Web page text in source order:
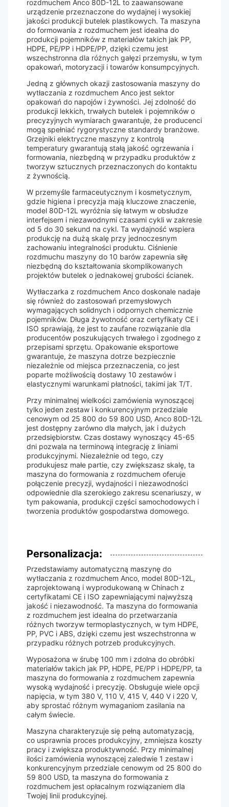
rozdmuchem Anco 80D-12L to zaawansowane
urządzenie przeznaczone do wydajnej i wysokiej
jakości produkcji butelek plastikowych. Ta maszyna
do formowania z rozdmuchem jest idealna do
produkcji pojemników z materiałów takich jak PP,
HDPE, PE/PP i HDPE/PP, dzięki czemu jest
wszechstronna dla różnych gałęzi przemysłu, w tym
opakowań, motoryzacji i towarów konsumpcyjnych.
Jedną z głównych okazji zastosowania maszyny do
wytłaczania z rozdmuchem Anco jest sektor
opakowań do napojów i żywności. Jej zdolność do
produkcji lekkich, trwałych butelek i pojemników o
precyzyjnych wymiarach gwarantuje, że producenci
mogą spełniać rygorystyczne standardy branżowe.
Grzejniki elektryczne maszyny z kontrolą
temperatury gwarantują stałą jakość ogrzewania i
formowania, niezbędną w przypadku produktów z
tworzyw sztucznych przeznaczonych do kontaktu
z żywnością.
W przemyśle farmaceutycznym i kosmetycznym,
gdzie higiena i precyzja mają kluczowe znaczenie,
model 80D-12L wyróżnia się łatwym w obsłudze
interfejsem i niezawodnymi czasami cykli w zakresie
od 5 do 30 sekund na cykl. Ta wydajność wspiera
produkcję na dużą skalę przy jednoczesnym
zachowaniu integralności produktu. Ciśnienie
rozdmuchu maszyny do 10 barów zapewnia siłę
niezbędną do kształtowania skomplikowanych
projektów butelek o jednakowej grubości ścianek.
Wytłaczarka z rozdmuchem Anco doskonale nadaje
się również do zastosowań przemysłowych
wymagających solidnych i odpornych chemicznie
pojemników. Długa żywotność oraz certyfikaty CE i
ISO sprawiają, że jest to zaufane rozwiązanie dla
producentów poszukujących trwałego i zgodnego z
przepisami sprzętu. Opakowanie eksportowe
gwarantuje, że maszyna dotrze bezpiecznie
niezależnie od miejsca przeznaczenia, co jest
poparte możliwością dostawy 10 zestawów i
elastycznymi warunkami płatności, takimi jak T/T.
Przy minimalnej wielkości zamówienia wynoszącej
tylko jeden zestaw i konkurencyjnym przedziale
cenowym od 25 800 do 59 800 USD, Anco 80D-12L
jest dostępny zarówno dla małych, jak i dużych
przedsiębiorstw. Czas dostawy wynoszący 45-65
dni pozwala na terminową integrację z liniami
produkcyjnymi. Niezależnie od tego, czy
produkujesz małe partie, czy zwiększasz skalę, ta
maszyna do formowania z rozdmuchem oferuje
połączenie precyzji, wydajności i niezawodności
odpowiednie dla szerokiego zakresu scenariuszy, w
tym pakowania, produkcji części samochodowych i
tworzenia produktów gospodarstwa domowego.
Personalizacja:
Przedstawiamy automatyczną maszynę do
wytłaczania z rozdmuchem Anco, model 80D-12L,
zaprojektowaną i wyprodukowaną w Chinach z
certyfikatami CE i ISO zapewniającymi najwyższą
jakość i niezawodność. Ta maszyna do formowania
z rozdmuchem jest idealna do przetwarzania
różnych tworzyw termoplastycznych, w tym HDPE,
PP, PVC i ABS, dzięki czemu jest wszechstronna w
przypadku różnych potrzeb produkcyjnych.
Wyposażona w śrubę 100 mm i zdolna do obróbki
materiałów takich jak PP, HDPE, PE/PP i HDPE/PP, ta
maszyna do formowania z rozdmuchem zapewnia
wysoką wydajność i precyzję. Obsługuje wiele opcji
napięcia, w tym 380 V, 110 V, 415 V, 440 V i 220 V,
aby sprostać różnym wymaganiom zasilania na
całym świecie.
Maszyna charakteryzuje się pełną automatyzacją,
co usprawnia proces produkcyjny, zmniejsza koszty
pracy i zwiększa produktywność. Przy minimalnej
ilości zamówienia wynoszącej zaledwie 1 zestaw i
konkurencyjnym przedziale cenowym od 25 800 do
59 800 USD, ta maszyna do formowania z
rozdmuchem jest opłacalnym rozwiązaniem dla
Twojej linii produkcyjnej.